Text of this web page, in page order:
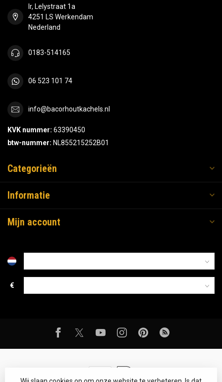
Ir, Lelystraat 1a
4251 LS Werkendam
Nederland
0183-514165
06 523 101 74
info@bacorhoutkachels.nl
KVK nummer: 63390450
btw-nummer: NL855215252B01
Categorieën
Informatie
Mijn account
€